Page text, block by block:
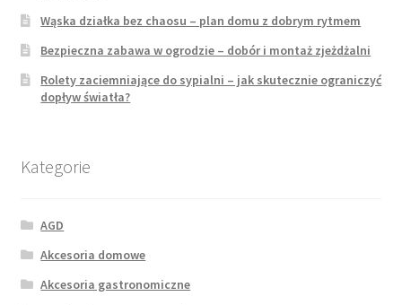
Wąska działka bez chaosu – plan domu z dobrym rytmem
Bezpieczna zabawa w ogrodzie – dobór i montaż zjeżdżalni
Rolety zaciemniające do sypialni – jak skutecznie ograniczyć
dopływ światła?
Kategorie
AGD
Akcesoria domowe
Akcesoria gastronomiczne